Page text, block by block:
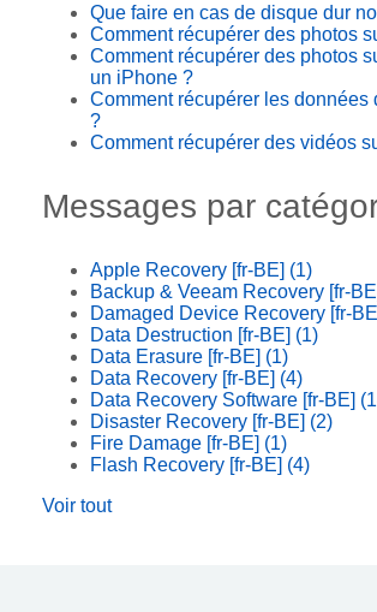
Que faire en cas de disque dur
Comment récupérer des photos
Comment récupérer des photos
un iPhone ?
Comment récupérer les données
?
Comment récupérer des vidéos
Messages par
Apple Recovery [fr-BE] (1)
Backup & Veeam Recovery [fr-
Damaged Device Recovery [fr-
Data Destruction [fr-BE] (1)
Data Erasure [fr-BE] (1)
Data Recovery [fr-BE] (4)
Data Recovery Software [fr-BE]
Disaster Recovery [fr-BE] (2)
Fire Damage [fr-BE] (1)
Flash Recovery [fr-BE] (4)
Voir tout